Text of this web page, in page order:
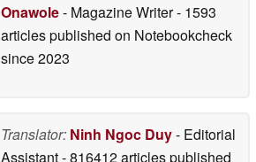
Onawole- Magazine Writer- 1593
articles published on Notebookcheck
since 2023
Translator: Ninh Ngoc Duy- Editorial
Assistant- 816412 articles published